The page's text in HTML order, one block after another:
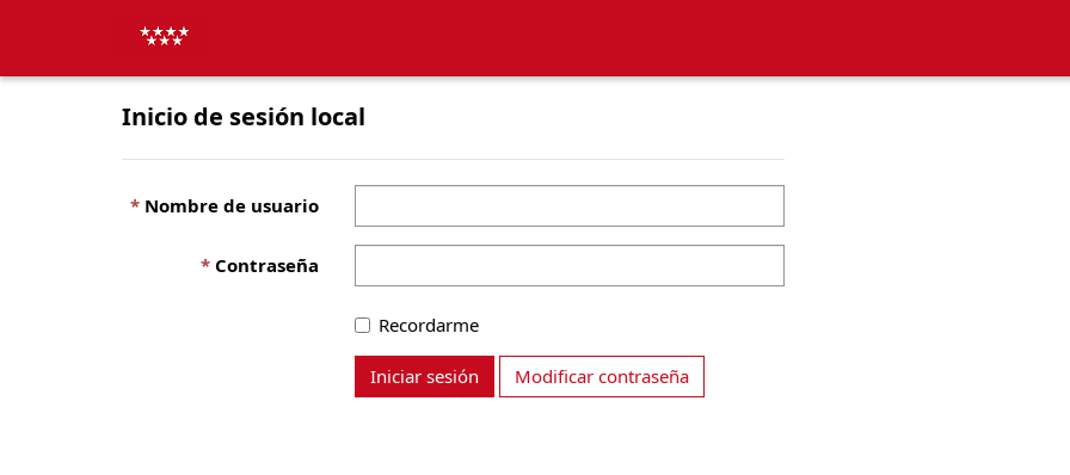
Inicio de sesión local
Nombre de usuario
Contraseña
Recordarme
Iniciar sesión Modificar contraseña